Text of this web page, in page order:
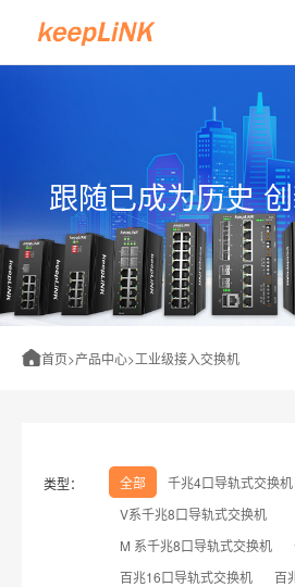
跟随已成为历史
首页>产品中心>工业级接入交换机
类型： 全部
千兆4口导轨式交换机
V系千兆8口导轨式交换机
M 系千兆8口导轨式交换机
百兆16口导轨式交换机
百